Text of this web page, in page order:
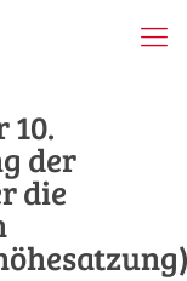
10.
der
die